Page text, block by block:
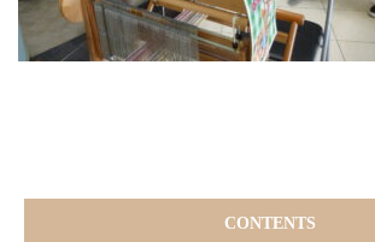
CONTENTS